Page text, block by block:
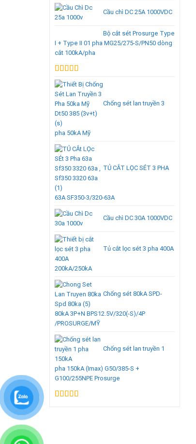
Cầu chì DC 25A 1000VDC
Bộ cắt sét Prosurge Type
I + Type II 01 pha MG25/275-S/PN50 dòng
cắt 100kA/pha
Được xếp
hạng5.00 5
sao
Chống sét lan truyền 3
pha 50kA Mỹ
TỦ CẮT LỌC SÉT 3 PHA
63A SF350-3/320-63A
Cầu chì DC 30A 1000VDC
Tủ cắt lọc sét 3 pha 400A
200kA/250kA
Chống sét 80kA SPD-
80kA 3P+N BPS12.5V/320(-S)/4P
/PROSURGE/MỸ
Chống sét lan truyền 1
pha 150kA (Imax) G50/385-S +
G100/255NPE Prosurge